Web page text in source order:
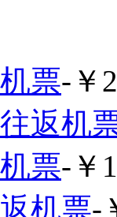
票-￥
返机
票-￥
机票-